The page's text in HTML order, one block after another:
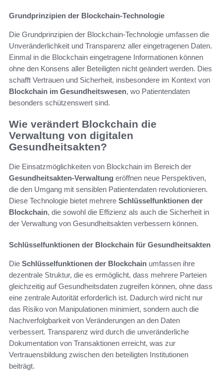
Grundprinzipien der Blockchain-Technologie
Die Grundprinzipien der Blockchain-Technologie umfassen die
Unveränderlichkeit und Transparenz aller eingetragenen Daten.
Einmal in die Blockchain eingetragene Informationen können
ohne den Konsens aller Beteiligten nicht geändert werden. Dies
schafft Vertrauen und Sicherheit, insbesondere im Kontext von
Blockchain im Gesundheitswesen, wo Patientendaten
besonders schützenswert sind.
Wie verändert Blockchain die
Verwaltung von digitalen
Gesundheitsakten?
Die Einsatzmöglichkeiten von Blockchain im Bereich der
Gesundheitsakten-Verwaltung eröffnen neue Perspektiven,
die den Umgang mit sensiblen Patientendaten revolutionieren.
Diese Technologie bietet mehrere Schlüsselfunktionen der
Blockchain, die sowohl die Effizienz als auch die Sicherheit in
der Verwaltung von Gesundheitsakten verbessern können.
Schlüsselfunktionen der Blockchain für Gesundheitsakten
Die Schlüsselfunktionen der Blockchain umfassen ihre
dezentrale Struktur, die es ermöglicht, dass mehrere Parteien
gleichzeitig auf Gesundheitsdaten zugreifen können, ohne dass
eine zentrale Autorität erforderlich ist. Dadurch wird nicht nur
das Risiko von Manipulationen minimiert, sondern auch die
Nachverfolgbarkeit von Veränderungen an den Daten
verbessert. Transparenz wird durch die unveränderliche
Dokumentation von Transaktionen erreicht, was zur
Vertrauensbildung zwischen den beteiligten Institutionen
beiträgt.